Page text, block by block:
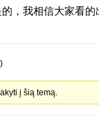
的，我相信大家看
į šią temą.